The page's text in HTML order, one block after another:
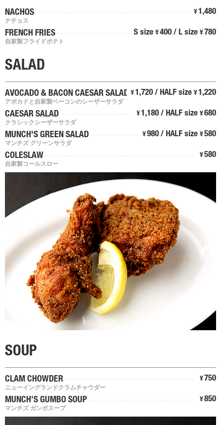
NACHOS
ナチョス
¥ 1,480
FRENCH FRIES
自家製フライドポテト
S size ¥ 400 / L size ¥ 780
SALAD
AVOCADO & BACON CAESAR SALAD
アボカドと自家製ベーコンのシーザーサラダ
¥ 1,720 / HALF size ¥ 1,220
CAESAR SALAD
クラシックシーザーサラダ
¥ 1,180 / HALF size ¥ 680
MUNCH'S GREEN SALAD
マンチズ グリーンサラダ
¥ 980 / HALF size ¥ 580
COLESLAW
自家製コールスロー
¥ 580
SOUP
CLAM CHOWDER
ニューイングランドクラムチャウダー
¥ 750
MUNCH’S GUMBO SOUP
マンチズ ガンボスープ
¥ 850